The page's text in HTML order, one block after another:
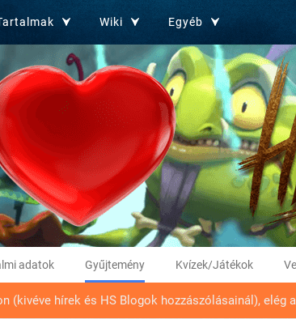
Wiki Egyéb
adatok Gyűjtemény Kvízek/Játékok
(kivéve hírek és HS Blogok hozzászólásainál), elég